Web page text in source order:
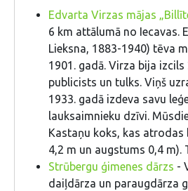
Edvarta Virzas mājas
6 km attālumā no Iecavas.
Lieksna, 1883-1940) tēva
1901. gadā. Virza bija
publicists un tulks. Viņš
1933. gadā izdeva savu
lauksaimnieku dzīvi.
Kastaņu koks, kas atrodas
4,2 m un augstums 0,4
Strūbergu ģimenes dārzs -
daiļdārza un paraugdārza